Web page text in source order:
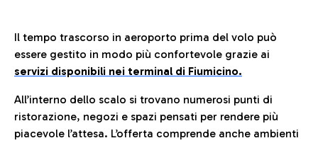
Il tempo trascorso in aeroporto prima del volo può
essere gestito in modo più confortevole grazie ai
servizi disponibili nei terminal di Fiumicino.
All’interno dello scalo si trovano numerosi punti di
ristorazione, negozi e spazi pensati per rendere più
piacevole l’attesa. L’offerta comprende anche ambienti